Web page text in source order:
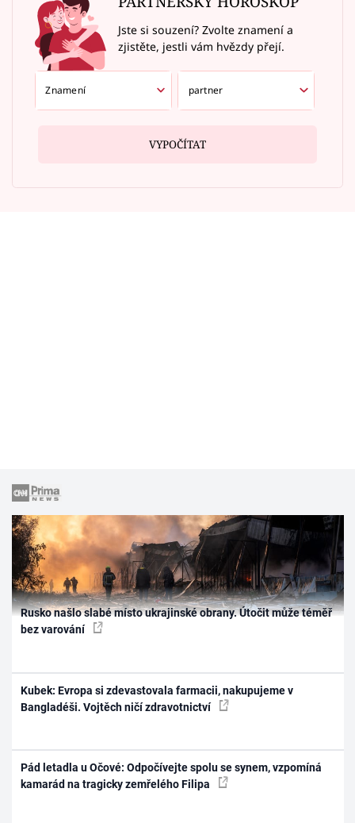
Jste si souzení? Zvolte znamení a
zjistěte, jestli vám hvězdy přejí.
VYPOČÍTAT
Rusko našlo slabé místo ukrajinské obrany. Útočit může téměř
bez varování
Kubek: Evropa si zdevastovala farmacii, nakupujeme v
Bangladéši. Vojtěch ničí zdravotnictví
Pád letadla u Očové: Odpočívejte spolu se synem, vzpomíná
kamarád na tragicky zemřelého Filipa